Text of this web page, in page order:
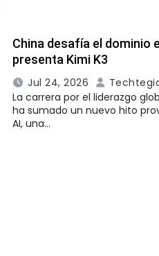
China desafía el dominio
presenta Kimi K3
Jul 24, 2026
La carrera por el liderazgo
ha sumado un nuevo hito
AI, una…